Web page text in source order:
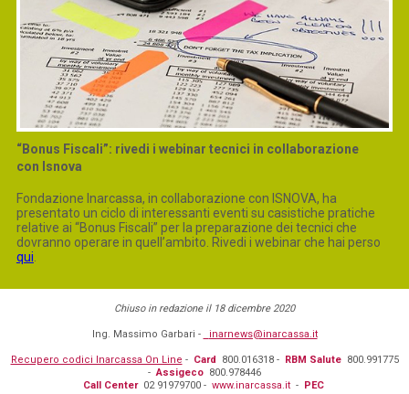
“Bonus Fiscali”: rivedi i webinar tecnici in collaborazione
con Isnova
Fondazione Inarcassa, in collaborazione con ISNOVA, ha
presentato un ciclo di interessanti eventi su casistiche pratiche
relative ai “Bonus Fiscali” per la preparazione dei tecnici che
dovranno operare in quell’ambito. Rivedi i webinar che hai perso
qui
Chiuso in redazione il 18 dicembre 2020
Ing. Massimo Garbari - inarnews@inarcassa.it
Recupero codici Inarcassa On Line - Card 800.016318 - RBM Salute 800.991775
-Assigeco 800.978446
Call Center 02 91979700 - www.inarcassa.it -
PEC